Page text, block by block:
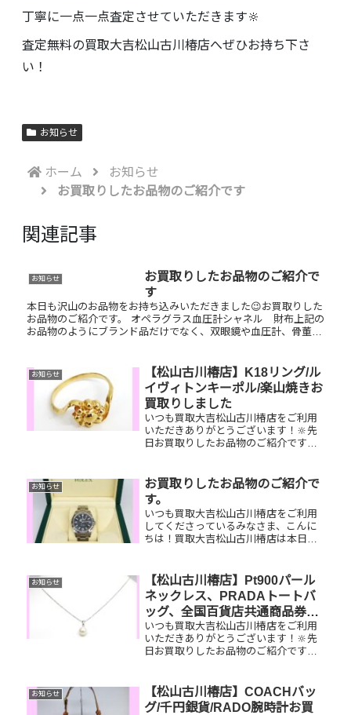
丁寧に一点一点査定させていただきます🔆
査定無料の買取大吉松山古川椿店へぜひお持ち下さ
い！
お知らせ
ホーム
お知らせ
お買取りしたお品物のご紹介です
関連記事
お知らせ
お買取りしたお品物のご紹介で
す
本日も沢山のお品物をお持ち込みいただきました😉お買取りした
お品物のご紹介です。 オペラグラス血圧計シャネル 財布上記の
お品物のようにブランド品だけでなく、双眼鏡や血圧計、骨董品
お知らせ
【松山古川椿店】K18リング/ル
イヴィトンキーポル/楽山焼きお
買取りしました
いつも買取大吉松山古川椿店をご利用
いただきありがとうございます！🔆先
日お買取りしたお品物のご紹介です。
ませんか？ぜひ買取大吉松山古川椿店
にお査定させてください！💫皆...
お知らせ
お買取りしたお品物のご紹介で
す。
いつも買取大吉松山古川椿店をご利用
してくださっているみなさま、こんに
ちは！買取大吉松山古川椿店は本日も
も、動いてなくても大丈夫です！お家
で眠っているお品物ぜひお査定させ
て...
お知らせ
【松山古川椿店】Pt900パール
ネックレス、PRADAトートバ
ッグ、全国百貨店共通商品券を
お買取りしました！
いつも買取大吉松山古川椿店をご利用
いただきありがとうございます！🔆先
日お買取りしたお品物のご紹介です。
で眠っているお品物はございません
か？そのお品物ぜひ！買取大吉...
お知らせ
【松山古川椿店】COACHバッ
グ/千円銀貨/RADO腕時計お買